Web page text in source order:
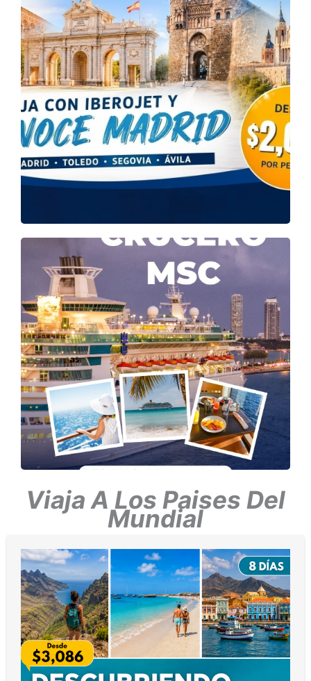
Viaja A Los Paises Del
Mundial